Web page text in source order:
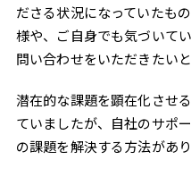
ださる状況になっていたも
様や、ご自身でも気づいて
問い合わせをいただきたい
潜在的な課題を顕在化させ
ていましたが、自社のサポ
の課題を解決する方法があ